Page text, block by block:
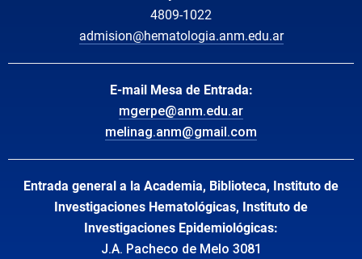
4809-1022
admision@hematologia.anm.edu.ar
E-mail Mesa de Entrada:
mgerpe@anm.edu.ar
melinag.anm@gmail.com
Entrada general a la Academia, Biblioteca, Instituto de
Investigaciones Hematológicas, Instituto de
Investigaciones Epidemiológicas:
J.A. Pacheco de Melo 3081